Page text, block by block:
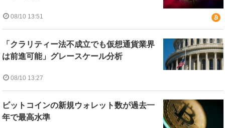
08/10 13:51
「クラリティー法不成立でも仮想通貨業界
は前進可能」グレースケール分析
08/10 13:27
ビットコインの新規ウォレット数が過去一
年で最高水準